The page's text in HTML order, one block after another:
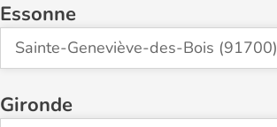
Essonne
Sainte-Geneviève-des-Bois (91700)
Gironde